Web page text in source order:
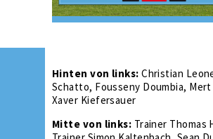
Hinten von links: Christian
Schatto, Fousseny Doumbia, Mert
Xaver Kiefersauer
Mitte von links: Trainer Thomas